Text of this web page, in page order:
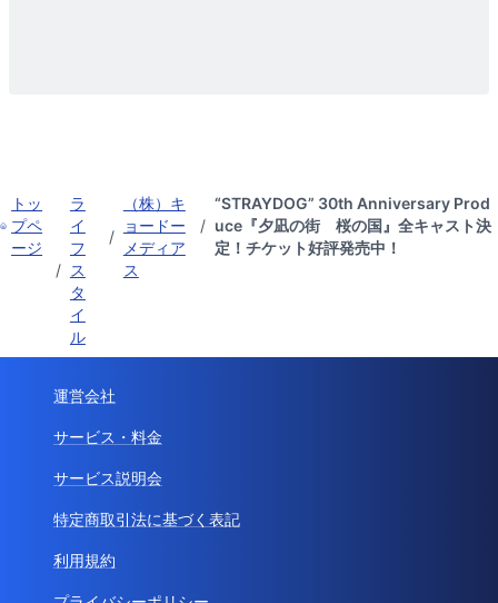
トッ
プペ
ージ
/
ラ
イ
フ
ス
タ
イ
ル
/
（株）キ
ョードー
メディア
ス
/
“STRAYDOG” 30th Anniversary Prod
uce『夕凪の街 桜の国』全キャスト決
定！チケット好評発売中！
運営会社
サービス・料金
サービス説明会
特定商取引法に基づく表記
利用規約